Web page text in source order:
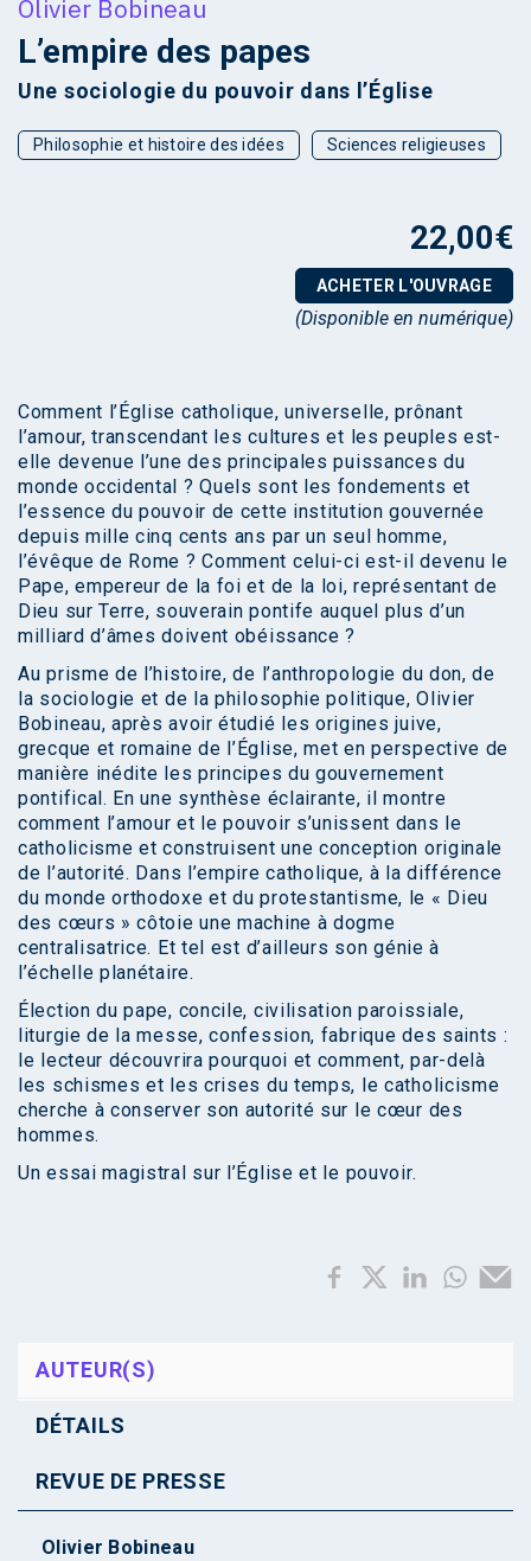
Olivier Bobineau
L’empire des papes
Une sociologie du pouvoir dans l’Église
Philosophie et histoire des idées Sciences religieuses
22,00€
ACHETER L'OUVRAGE
(Disponible en numérique)
Comment l’Église catholique, universelle, prônant
l’amour, transcendant les cultures et les peuples est-
elle devenue l’une des principales puissances du
monde occidental ? Quels sont les fondements et
l’essence du pouvoir de cette institution gouvernée
depuis mille cinq cents ans par un seul homme,
l’évêque de Rome ? Comment celui-ci est-il devenu le
Pape, empereur de la foi et de la loi, représentant de
Dieu sur Terre, souverain pontife auquel plus d’un
milliard d’âmes doivent obéissance ?
Au prisme de l’histoire, de l’anthropologie du don, de
la sociologie et de la philosophie politique, Olivier
Bobineau, après avoir étudié les origines juive,
grecque et romaine de l’Église, met en perspective de
manière inédite les principes du gouvernement
pontifical. En une synthèse éclairante, il montre
comment l’amour et le pouvoir s’unissent dans le
catholicisme et construisent une conception originale
de l’autorité. Dans l’empire catholique, à la différence
du monde orthodoxe et du protestantisme, le « Dieu
des cœurs » côtoie une machine à dogme
centralisatrice. Et tel est d’ailleurs son génie à
l’échelle planétaire.
Élection du pape, concile, civilisation paroissiale,
liturgie de la messe, confession, fabrique des saints :
le lecteur découvrira pourquoi et comment, par-delà
les schismes et les crises du temps, le catholicisme
cherche à conserver son autorité sur le cœur des
hommes.
Un essai magistral sur l’Église et le pouvoir.
AUTEUR(S)
DÉTAILS
REVUE DE PRESSE
Olivier Bobineau